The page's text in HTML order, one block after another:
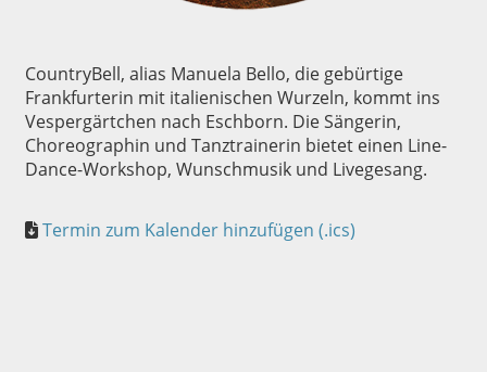
CountryBell, alias Manuela Bello, die gebürtige
Frankfurterin mit italienischen Wurzeln, kommt ins
Vespergärtchen nach Eschborn. Die Sängerin,
Choreographin und Tanztrainerin bietet einen Line-
Dance-Workshop, Wunschmusik und Livegesang.
Termin zum Kalender hinzufügen (.ics)